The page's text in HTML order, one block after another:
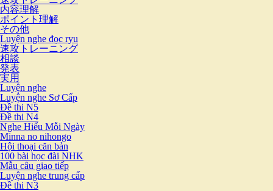
内容理解
ポイント理解
その他
Luyện nghe đọc ryu
速攻トレーニング
相談
発表
実用
Luyện nghe
Luyện nghe Sơ Cấp
Đề thi N5
Đề thi N4
Nghe Hiểu Mỗi Ngày
Minna no nihongo
Hội thoại căn bản
100 bài học đài NHK
Mẫu câu giao tiếp
Luyện nghe trung cấp
Đề thi N3